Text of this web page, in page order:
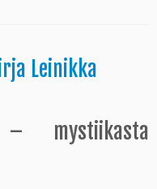
Leinikka
– mystiikasta